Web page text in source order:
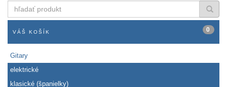
produkt
VÁŠ KOŠÍK 0
Gitary
elektrické
klasické (španielky)